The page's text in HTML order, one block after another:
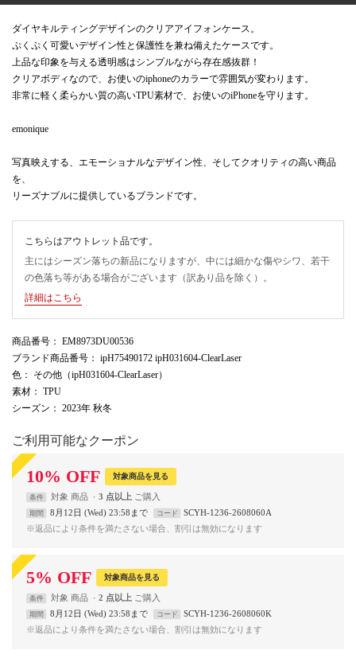
ダイヤキルティングデザインのクリアアイフォンケース。
ぷくぷく可愛いデザイン性と保護性を兼ね備えたケースです。
上品な印象を与える透明感はシンプルながら存在感抜群！
クリアボディなので、お使いのiphoneのカラーで雰囲気が変わります。
非常に軽く柔らかい質の高いTPU素材で、お使いのiPhoneを守ります。
emonique
写真映えする、エモーショナルなデザイン性、そしてクオリティの高い商品
を、
リーズナブルに提供しているブランドです。
こちらはアウトレット品です。
主にはシーズン落ちの新品になりますが、中には細かな傷やシワ、若干
の色落ち等がある場合がございます（訳あり品を除く）。
詳細はこちら
商品番号 ： EM8973DU00536
ブランド商品番号 ： ipH75490172 ipH031604-ClearLaser
色 ： その他（ipH031604-ClearLaser）
素材 ： TPU
シーズン ： 2023年 秋冬
ご利用可能なクーポン
10% OFF 対象商品を見る
条件 対象 商品 3 点以上
期間 8月12日 (Wed) 23:58まで コード
SCYH-1236-2608060A
※返品により条件を満たさない場合、割引は無効になります
5% OFF 対象商品を見る
条件 対象 商品 2 点以上
期間 8月12日 (Wed) 23:58まで コード
SCYH-1236-2608060K
※返品により条件を満たさない場合、割引は無効になります